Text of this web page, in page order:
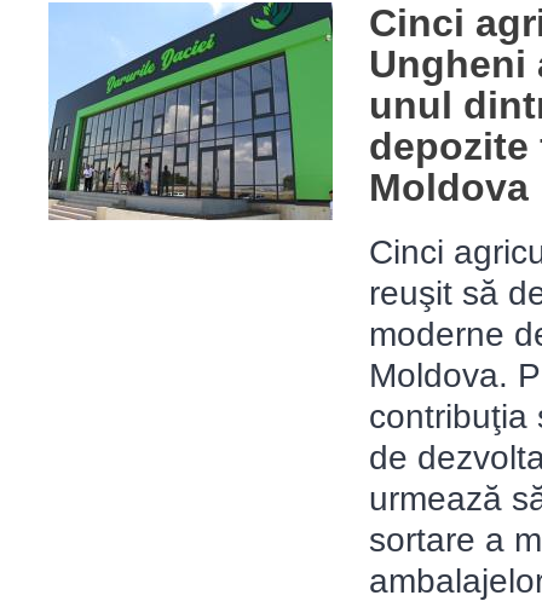
Cinci
Ungheni
unul
Moldova
Cinci
reuşit să
moderne
Moldova.
contribuţia
de
urmează
sortare a